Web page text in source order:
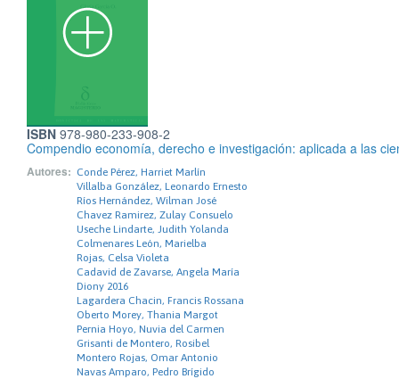
ISBN 978-980-233-908-2
Compendio economía, derecho e investigación: aplicada a las
Autores: Conde Pérez, Harriet Marlín
Villalba González, Leonardo Ernesto
Ríos Hernández, Wilman José
Chavez Ramirez, Zulay Consuelo
Useche Lindarte, Judith Yolanda
Colmenares León, Marielba
Rojas, Celsa Violeta
Cadavid de Zavarse, Angela María
Diony 2016
Lagardera Chacin, Francis Rossana
Oberto Morey, Thania Margot
Pernia Hoyo, Nuvia del Carmen
Grisanti de Montero, Rosibel
Montero Rojas, Omar Antonio
Navas Amparo, Pedro Brígido